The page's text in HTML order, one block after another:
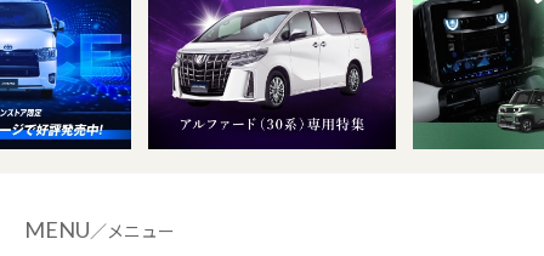
MENU／メニュー